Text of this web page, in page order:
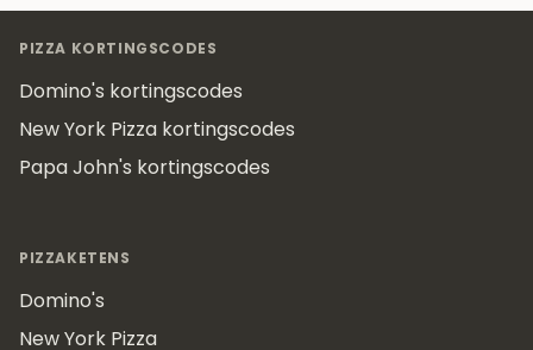
PIZZA KORTINGSCODES
Domino's kortingscodes
New York Pizza kortingscodes
Papa John's kortingscodes
PIZZAKETENS
Domino's
New York Pizza